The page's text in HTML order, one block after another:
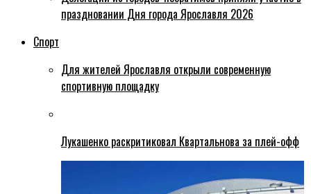
праздновании Дня города Ярославля 2026
Спорт
Для жителей Ярославля открыли современную
спортивную площадку
Лукашенко раскритиковал Квартальнова за плей-офф